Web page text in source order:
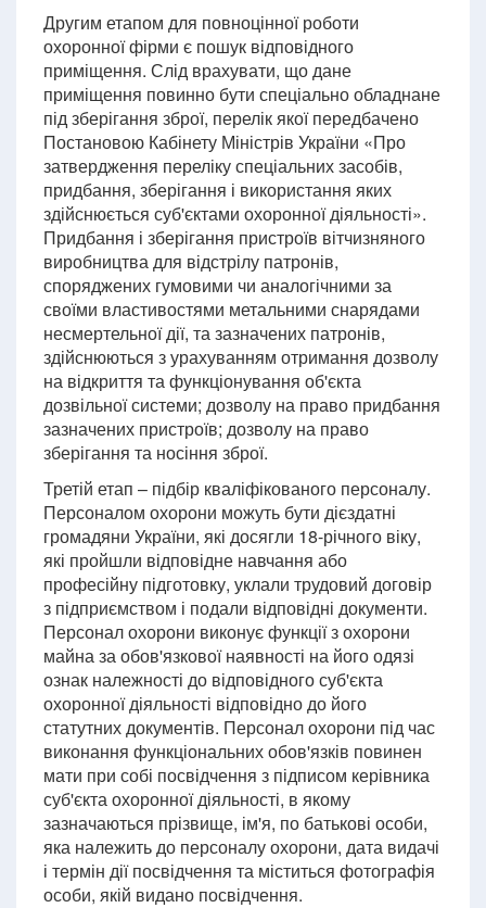
Другим етапом для повноцінної роботи
охоронної фірми є пошук відповідного
приміщення. Слід врахувати, що дане
приміщення повинно бути спеціально обладнане
під зберігання зброї, перелік якої передбачено
Постановою Кабінету Міністрів України «Про
затвердження переліку спеціальних засобів,
придбання, зберігання і використання яких
здійснюється суб'єктами охоронної діяльності».
Придбання і зберігання пристроїв вітчизняного
виробництва для відстрілу патронів,
споряджених гумовими чи аналогічними за
своїми властивостями метальними снарядами
несмертельної дії, та зазначених патронів,
здійснюються з урахуванням отримання дозволу
на відкриття та функціонування об'єкта
дозвільної системи; дозволу на право придбання
зазначених пристроїв; дозволу на право
зберігання та носіння зброї.
Третій етап – підбір кваліфікованого персоналу.
Персоналом охорони можуть бути дієздатні
громадяни України, які досягли 18-річного віку,
які пройшли відповідне навчання або
професійну підготовку, уклали трудовий договір
з підприємством і подали відповідні документи.
Персонал охорони виконує функції з охорони
майна за обов'язкової наявності на його одязі
ознак належності до відповідного суб'єкта
охоронної діяльності відповідно до його
статутних документів. Персонал охорони під час
виконання функціональних обов'язків повинен
мати при собі посвідчення з підписом керівника
суб'єкта охоронної діяльності, в якому
зазначаються прізвище, ім'я, по батькові особи,
яка належить до персоналу охорони, дата видачі
і термін дії посвідчення та міститься фотографія
особи, якій видано посвідчення.